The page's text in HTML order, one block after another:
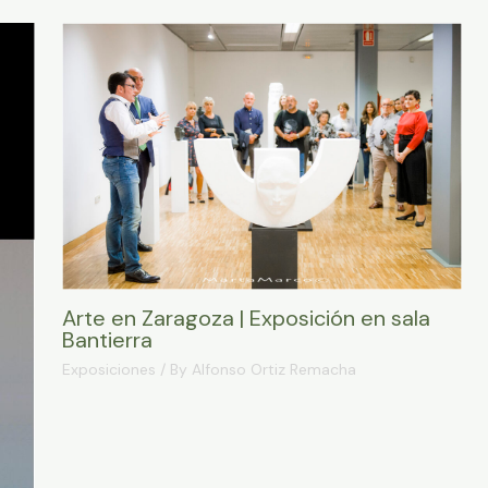
Arte en Zaragoza | Exposición en sala
Bantierra
Exposiciones / By Alfonso Ortiz Remacha